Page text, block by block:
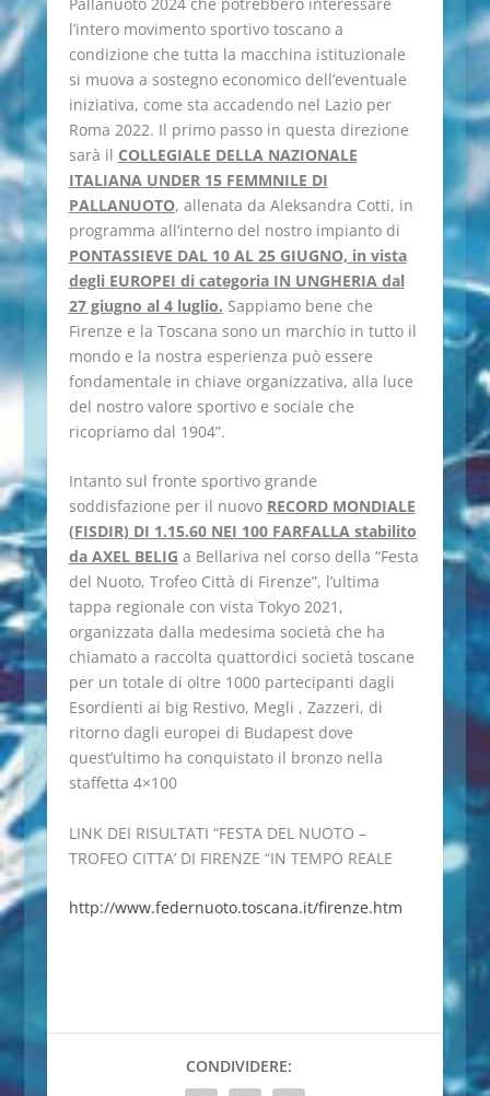
l’intero movimento sportivo toscano a
condizione che tutta la macchina istituzionale
si muova a sostegno economico dell’eventuale
iniziativa, come sta accadendo nel Lazio per
Roma 2022. Il primo passo in questa direzione
sarà il COLLEGIALE DELLA NAZIONALE
ITALIANA UNDER 15 FEMMNILE DI
PALLANUOTO, allenata da Aleksandra Cotti, in
programma all’interno del nostro impianto di
PONTASSIEVE DAL 10 AL 25 GIUGNO, in vista
degli EUROPEI di categoria IN UNGHERIA dal
27 giugno al 4 luglio. Sappiamo bene che
Firenze e la Toscana sono un marchio in tutto il
mondo e la nostra esperienza può essere
fondamentale in chiave organizzativa, alla luce
del nostro valore sportivo e sociale che
ricopriamo dal 1904”.
Intanto sul fronte sportivo grande
soddisfazione per il nuovo RECORD MONDIALE
(FISDIR) DI 1.15.60 NEI 100 FARFALLA stabilito
da AXEL BELIG a Bellariva nel corso della “Festa
del Nuoto, Trofeo Città di Firenze”, l’ultima
tappa regionale con vista Tokyo 2021,
organizzata dalla medesima società che ha
chiamato a raccolta quattordici società toscane
per un totale di oltre 1000 partecipanti dagli
Esordienti ai big Restivo, Megli , Zazzeri, di
ritorno dagli europei di Budapest dove
quest’ultimo ha conquistato il bronzo nella
staffetta 4×100
LINK DEI RISULTATI “FESTA DEL NUOTO –
TROFEO CITTA’ DI FIRENZE “IN TEMPO REALE
http://www.federnuoto.toscana.it/firenze.htm
CONDIVIDERE: